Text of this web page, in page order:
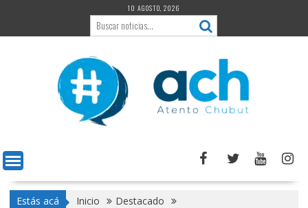
contenido
10 AGOSTO, 2026
Estás acá Inicio
Destacado